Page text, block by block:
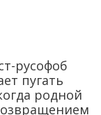
русофоб
пугать
родной